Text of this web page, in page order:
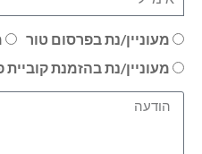
מעוניין/נת בפרסום טור
מעוניין/נת בהזמנת קוביית